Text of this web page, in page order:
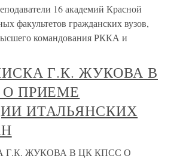
16 академий Красной
факультетов гражданских вузов,
командования РККА и
Г.К. ЖУКОВА В
ПРИЕМЕ
ИТАЛЬЯНСКИХ
Г.К. ЖУКОВА В ЦК КПСС О